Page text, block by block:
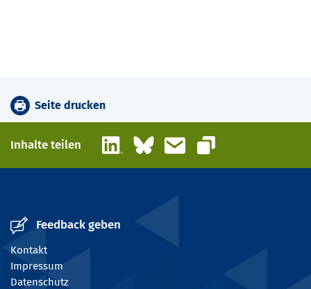
Seite drucken
Inhalte teilen LinkedInBlueskyE-Mail
Link kopieren
Feedback geben
Kontakt
Impressum
Datenschutz